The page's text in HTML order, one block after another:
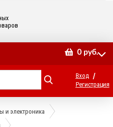
0 руб.
Вход /
Регистрация
и электроника